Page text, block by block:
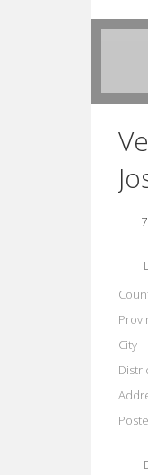
7
City